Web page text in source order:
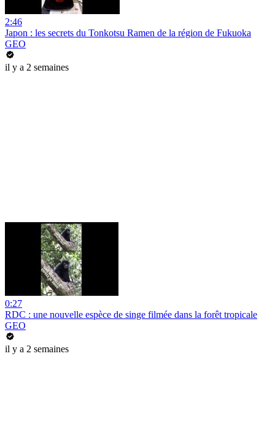
2:46
Japon : les secrets du Tonkotsu Ramen de la région de Fukuoka
GEO
il y a 2 semaines
0:27
RDC : une nouvelle espèce de singe filmée dans la forêt tropicale
GEO
il y a 2 semaines